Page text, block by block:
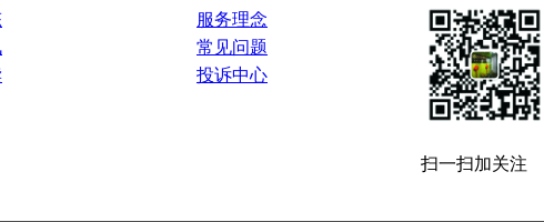
服务理念
常见问题
投诉中心
扫一扫加关注